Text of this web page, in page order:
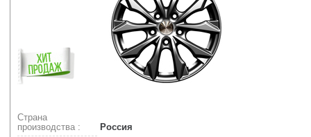
Страна
производства :
Россия